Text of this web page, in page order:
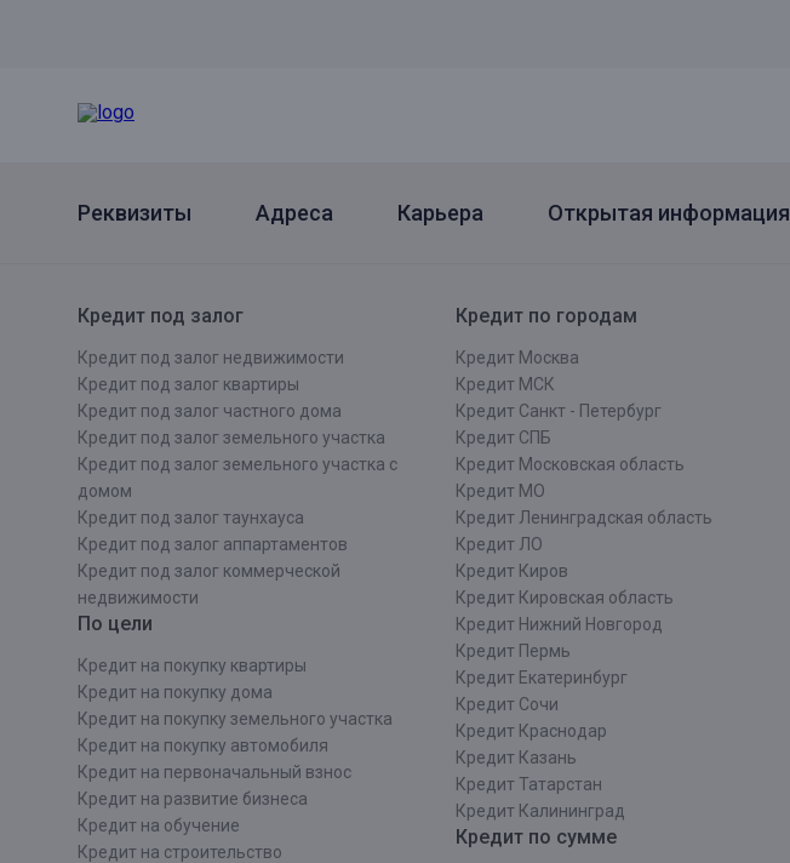
Реквизиты Адреса Карьера Открытая информация
Кредит под залог
Кредит под залог недвижимости
Кредит под залог квартиры
Кредит под залог частного дома
Кредит под залог земельного участка
Кредит под залог земельного участка с
домом
Кредит под залог таунхауса
Кредит под залог аппартаментов
Кредит под залог коммерческой
недвижимости
По цели
Кредит на покупку квартиры
Кредит на покупку дома
Кредит на покупку земельного участка
Кредит на покупку автомобиля
Кредит на первоначальный взнос
Кредит на развитие бизнеса
Кредит на обучение
Кредит на строительcтво
Кредит по городам
Кредит Москва
Кредит МСК
Кредит Санкт - Петербург
Кредит СПБ
Кредит Московская область
Кредит МО
Кредит Ленинградская область
Кредит ЛО
Кредит Киров
Кредит Кировская область
Кредит Нижний Новгород
Кредит Пермь
Кредит Екатеринбург
Кредит Сочи
Кредит Краснодар
Кредит Казань
Кредит Татарстан
Кредит Калининград
Кредит по сумме